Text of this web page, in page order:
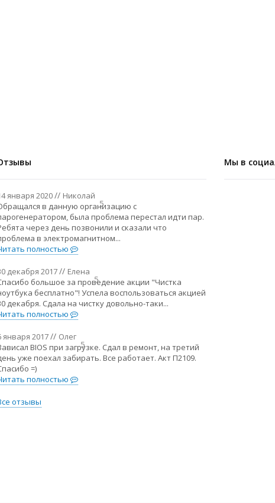
января 2020 Николай
5
в данную организацию с
была проблема перестал идти пар.
через день позвонили и сказали что
в электромагнитном...
полностью
декабря 2017 Елена
5
большое за проведение акции "Чистка
бесплатно"! Успела воспользоваться акцией
декабря. Сдала на чистку довольно-таки...
полностью
января 2017 Олег
5
BIOS при загрузке. Сдал в ремонт, на третий
уже поехал забирать. Все работает. Акт П2109.
=)
полностью
отзывы
Мы в